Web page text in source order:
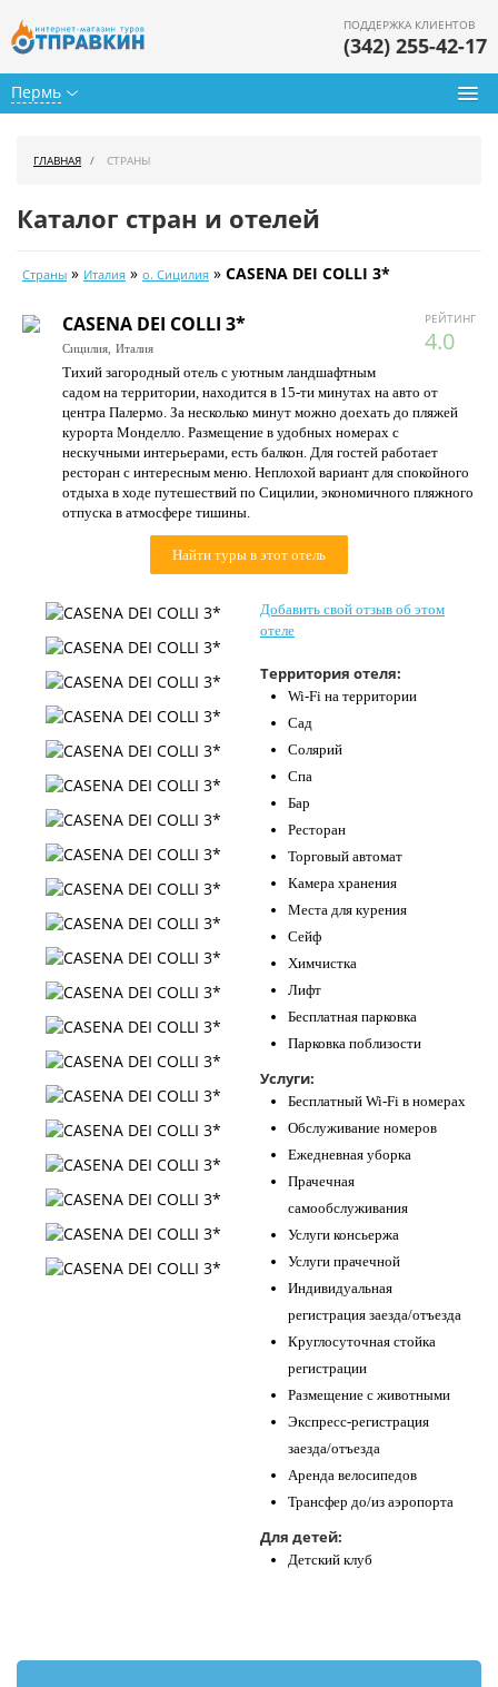
Пермь
ПОДДЕРЖКА КЛИЕНТОВ
(342) 255-42-17
Календарь туров
Цены дня
Страны
Как купить
О нас
Контакты
ГЛАВНАЯ СТРАНЫ
Каталог стран и отелей
Страны » Италия » о. Сицилия » CASENA DEI COLLI 3*
РЕЙТИНГ
4.0
CASENA DEI COLLI 3*
Сицилия, Италия
Тихий загородный отель с уютным ландшафтным
садом на территории, находится в 15-ти минутах на авто от
центра Палермо. За несколько минут можно доехать до пляжей
курорта Монделло. Размещение в удобных номерах с
нескучными интерьерами, есть балкон. Для гостей работает
ресторан с интересным меню. Неплохой вариант для спокойного
отдыха в ходе путешествий по Сицилии, экономичного пляжного
отпуска в атмосфере тишины.
Найти туры в этот отель
Добавить свой отзыв об этом
отеле
Территория отеля:
Wi-Fi на территории
Сад
Солярий
Спа
Бар
Ресторан
Торговый автомат
Камера хранения
Места для курения
Сейф
Химчистка
Лифт
Бесплатная парковка
Парковка поблизости
Услуги:
Бесплатный Wi-Fi в номерах
Обслуживание номеров
Ежедневная уборка
Прачечная
самообслуживания
Услуги консьержа
Услуги прачечной
Индивидуальная
регистрация заезда/отъезда
Круглосуточная стойка
регистрации
Размещение с животными
Экспресс-регистрация
заезда/отъезда
Аренда велосипедов
Трансфер до/из аэропорта
Для детей:
Детский клуб